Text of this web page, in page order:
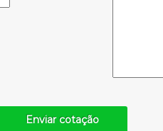
Enviar cotação